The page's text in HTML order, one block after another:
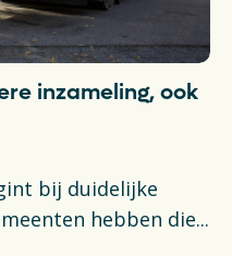
inzameling, ook
bij duidelijke
hebben die...